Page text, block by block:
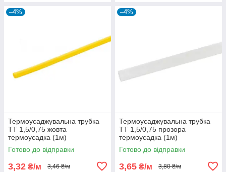
–4%
Термоусаджувальна трубка
ТТ 1,5/0,75 жовта
термоусадка (1м)
Готово до відправки
3,32 ₴/м 3,46 ₴/м
–4%
Термоусаджувальна трубка
ТТ 1,5/0,75 прозора
термоусадка (1м)
Готово до відправки
3,65 ₴/м 3,80 ₴/м